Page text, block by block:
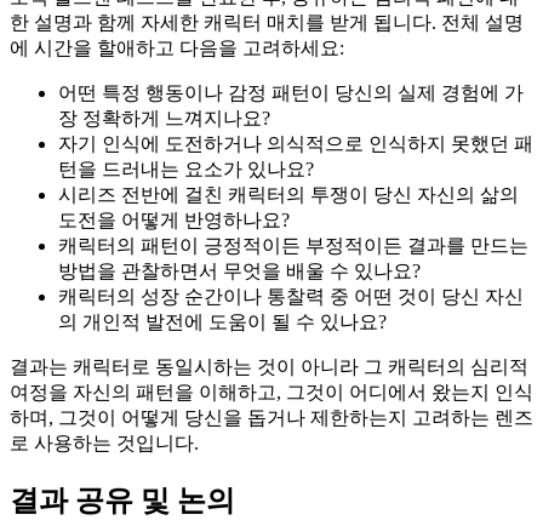
한 설명과 함께 자세한 캐릭터 매치를 받게 됩니다. 전체 설명
에 시간을 할애하고 다음을 고려하세요:
어떤 특정 행동이나 감정 패턴이 당신의 실제 경험에 가
장 정확하게 느껴지나요?
자기 인식에 도전하거나 의식적으로 인식하지 못했던 패
턴을 드러내는 요소가 있나요?
시리즈 전반에 걸친 캐릭터의 투쟁이 당신 자신의 삶의
도전을 어떻게 반영하나요?
캐릭터의 패턴이 긍정적이든 부정적이든 결과를 만드는
방법을 관찰하면서 무엇을 배울 수 있나요?
캐릭터의 성장 순간이나 통찰력 중 어떤 것이 당신 자신
의 개인적 발전에 도움이 될 수 있나요?
결과는 캐릭터로 동일시하는 것이 아니라 그 캐릭터의 심리적
여정을 자신의 패턴을 이해하고, 그것이 어디에서 왔는지 인식
하며, 그것이 어떻게 당신을 돕거나 제한하는지 고려하는 렌즈
로 사용하는 것입니다.
결과 공유 및 논의